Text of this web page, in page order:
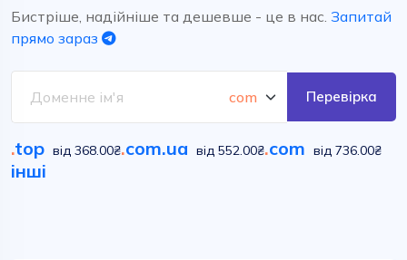
Бистріше, надійніше та дешевше - це в нас. Запитай
прямо зараз
Перевірка
.top від 368.00₴.com.ua від 552.00₴.com від 736.00₴
інші